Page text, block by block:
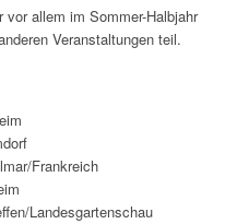
allem im Sommer-Halbjahr
Veranstaltungen teil.
Frankreich
Landesgartenschau